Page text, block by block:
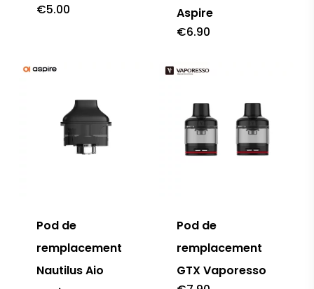
€5.00
Aspire
€6.90
Pod de
remplacement
Nautilus Aio
Pod de
remplacement
GTX Vaporesso